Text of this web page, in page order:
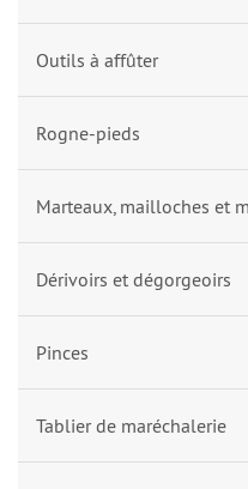
Outils à affûter
Rogne-pieds
Marteaux, mailloches et
Dérivoirs et dégorgeoirs
Pinces
Tablier de maréchalerie